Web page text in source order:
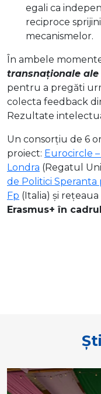
egali ca
reciproce
mecanismelor.
În ambele
transnaționale ale
pentru a pregăti
colecta feedback
Rezultate
Un consorțiu de 6
proiect: Eurocircle
Londra (Regatul
de Politici Speranta
Fp (Italia) și rețeaua
Erasmus+ în